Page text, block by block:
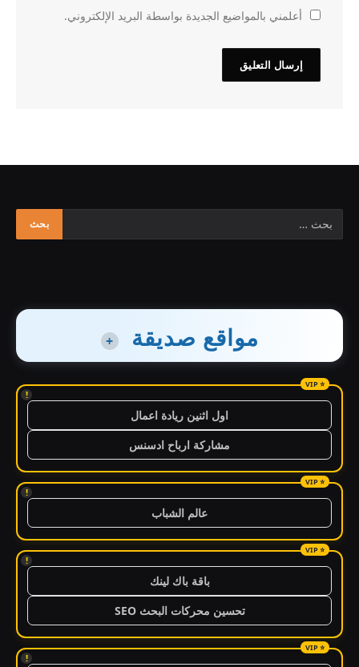
أعلمني بالمواضيع الجديدة بواسطة البريد الإلكتروني.
مواقع صديقة +
!
اول اثنين ريادة اعمال
مشاركة ارباح ادسنس
!
عالم الشباب
!
باقة باك لينك
تحسين محركات البحث SEO
!